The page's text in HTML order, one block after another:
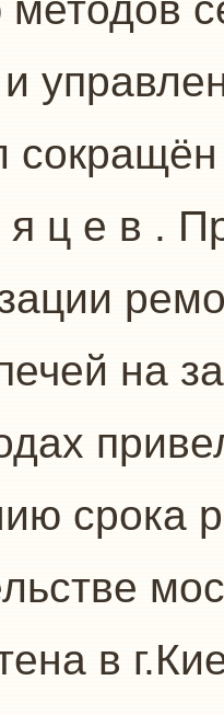
я ц е в .
на
срока
в